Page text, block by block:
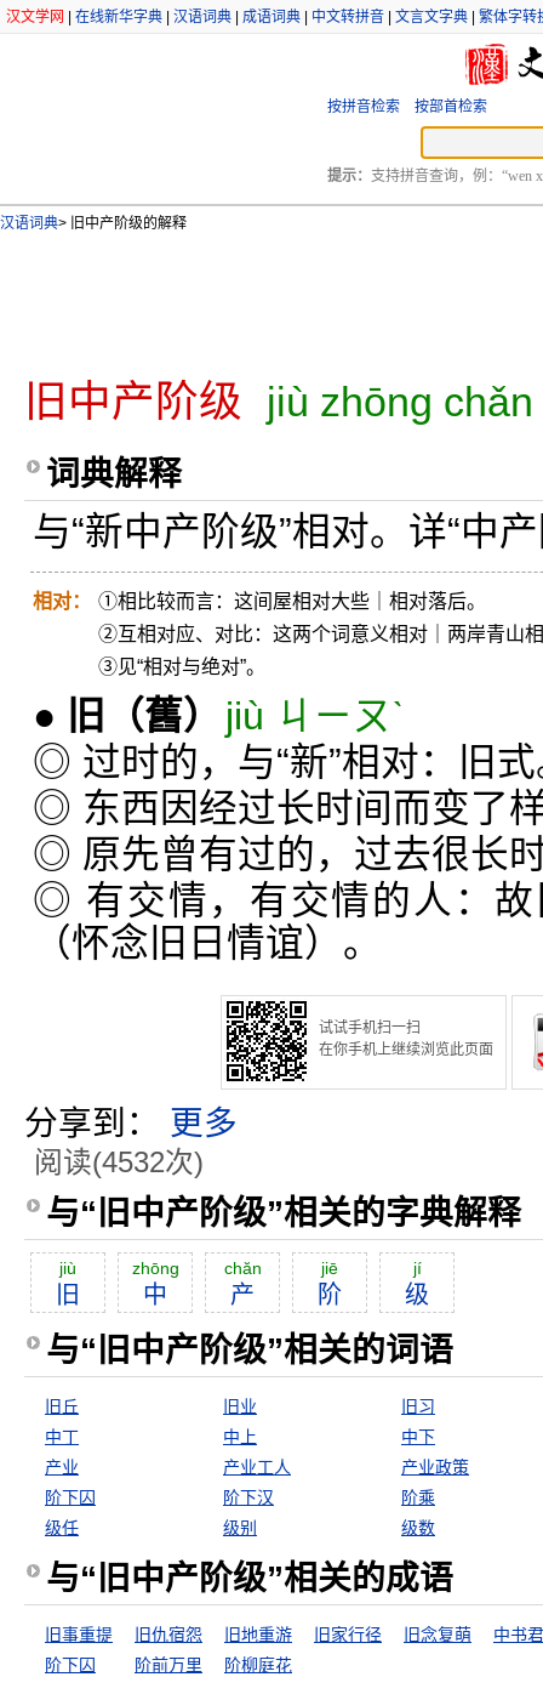
汉文学网 在线新华字典 汉语词典 成语词典 中文转拼音 文言文字典 繁体字转
按拼音检索 按部首检索
提示： 支持拼音查询，例：“wen
汉语词典> 旧中产阶级的解释
旧中产阶级 jiù zhōng
词典解释
与“新中产阶级”相对。详“中
相对：
①相比较而言：这间屋相对大些｜相对落后。
②互相对应、对比：这两个词意义相对｜两岸青山
③见“相对与绝对”。
● 旧 （舊）
jiù ㄐㄧㄡˋ
◎ 过时的，与“新”相对：旧
◎ 东西因经过长时间而变了
◎ 原先曾有过的，过去很长
◎ 有交情，有交情的人：
（怀念旧日情谊）。
试试手机扫一扫
在你手机上继续浏览此页面
分享到： 更多
阅读(4532次)
与“旧中产阶级”相关的字典解释
jiù
旧
zhōng
中
chăn
产
jiē
阶
jí
级
与“旧中产阶级”相关的词语
旧丘 旧业
旧习
中丁
中上
中下
产业
产业工人
产业政策
阶下囚
阶下汉
阶乘
级任
级别 级数
与“旧中产阶级”相关的成语
旧事重提 旧仇宿怨 旧地重游 旧家行径 旧念复萌
中书君
阶下囚
阶前万里 阶柳庭花